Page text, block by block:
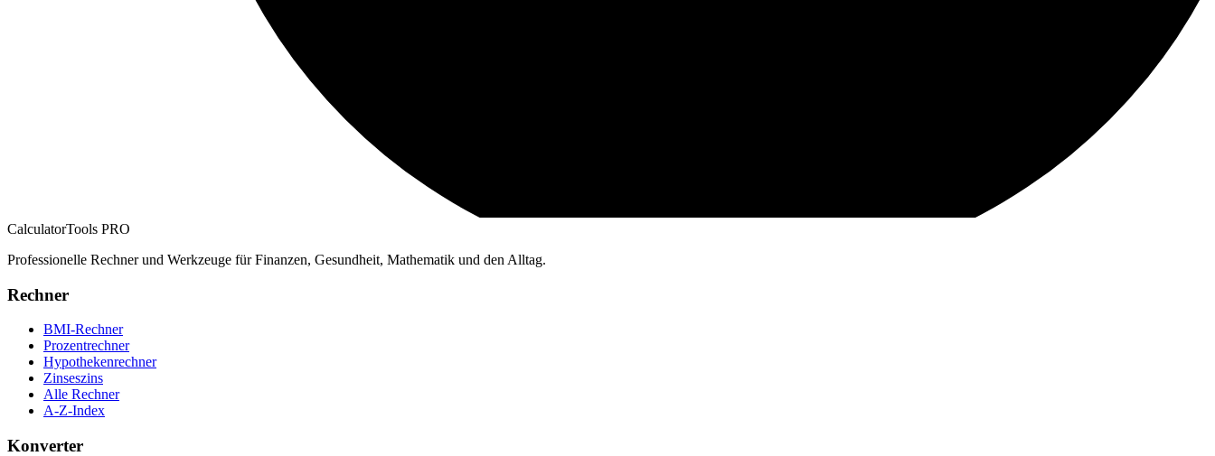
CalculatorTools PRO
Professionelle Rechner und Werkzeuge für Finanzen, Gesundheit, Mathematik und den Alltag.
Rechner
BMI-Rechner
Prozentrechner
Hypothekenrechner
Zinseszins
Alle Rechner
A-Z-Index
Konverter